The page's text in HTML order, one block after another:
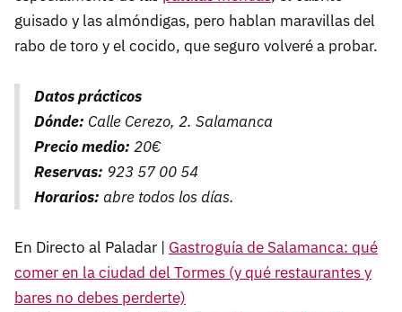
guisado y las almóndigas, pero hablan maravillas del
rabo de toro y el cocido, que seguro volveré a probar.
Datos prácticos
Dónde: Calle Cerezo, 2. Salamanca
Precio medio: 20€
Reservas: 923 57 00 54
Horarios: abre todos los días.
En Directo al Paladar | Gastroguía de Salamanca: qué
comer en la ciudad del Tormes (y qué restaurantes y
bares no debes perderte)